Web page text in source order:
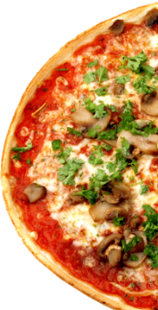
Pitabrød Pizza